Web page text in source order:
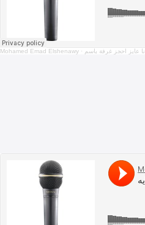
Mohamed Emad Elshenawy · انا عايز احجز غرفة باسم